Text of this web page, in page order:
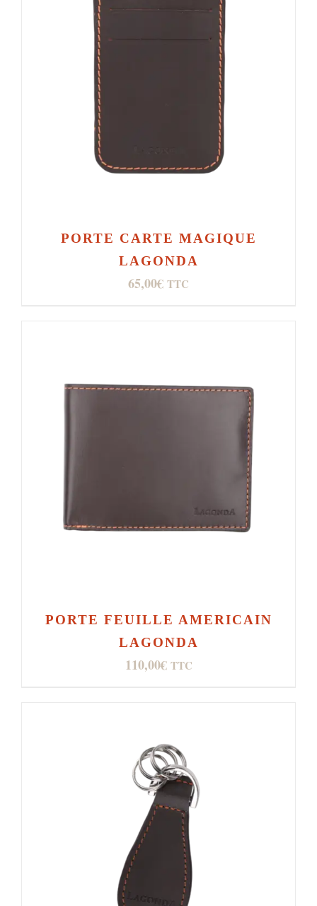
PORTE CARTE MAGIQUE
LAGONDA
65,00€ TTC
PORTE FEUILLE AMERICAIN
LAGONDA
110,00€ TTC